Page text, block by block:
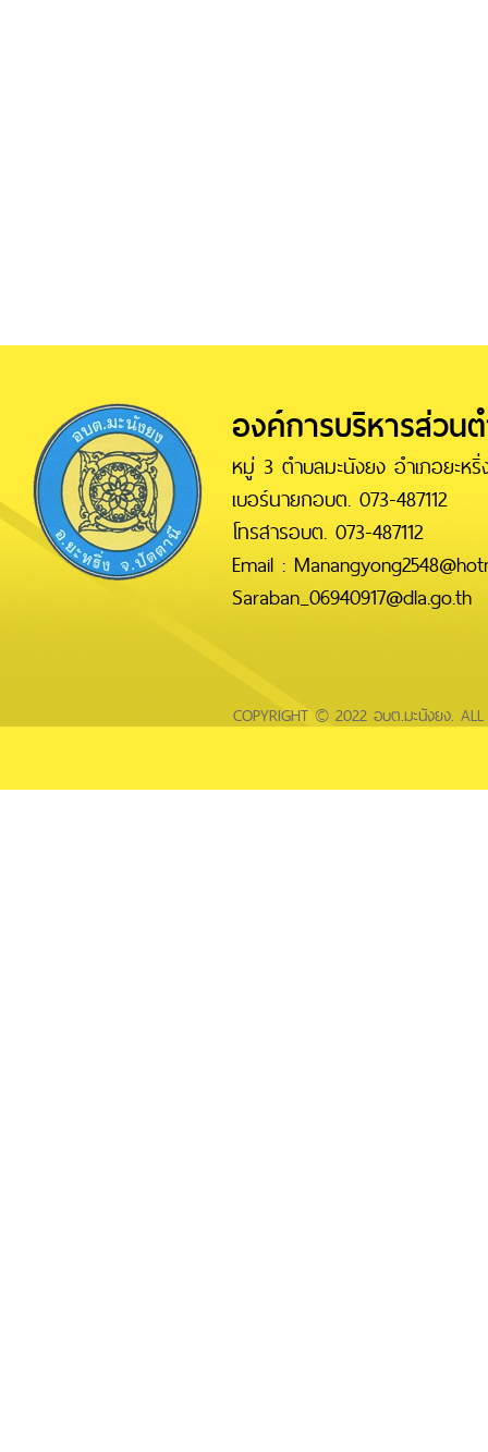
องค์การบริหารส่วน
หมู่ 3 ตำบลมะนังยง อำเภอยะห
เบอร์นายกอบต. 073-487112
โทรสารอบต. 073-487112
Email :
Saraban_06940917@dla.go.th
COPYRIGHT © 2022 อบต.มะนังยง. ALL